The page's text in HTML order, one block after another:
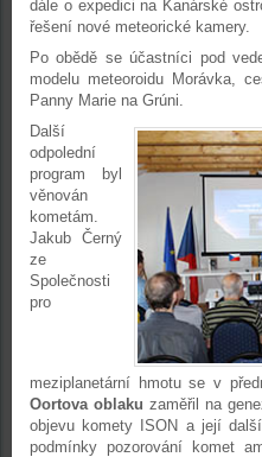
dále o expedici na Kanárské
řešení nové meteorické kamery.
Po obědě se účastníci pod
modelu meteoroidu Morávka,
Panny Marie na Grúni.
Další
odpolední
program byl
věnován
kometám.
Jakub Černý
ze
Společnosti
pro
meziplanetární hmotu se v
Oortova oblaku zaměřil na
objevu komety ISON a její
podmínky pozorování komet